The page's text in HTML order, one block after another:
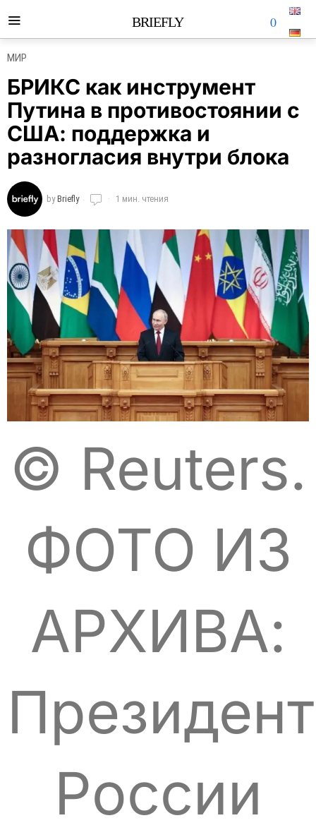
BRIEFLY 0
МИР
БРИКС как инструмент
Путина в противостоянии с
США: поддержка и
разногласия внутри блока
byBriefly 1 мин. чтения
© Reuters.
ФОТО ИЗ
АРХИВА:
Президент
России